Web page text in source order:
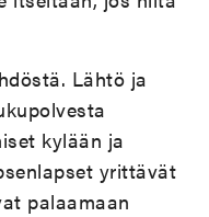
Lähtö ja
kylään ja
yrittävät
palaamaan